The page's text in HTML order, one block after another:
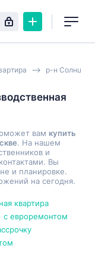
р-н Солнцево
вам купить
. На нашем
и
Вы
и планировке.
на сегодня.
квартира
с евроремонтом